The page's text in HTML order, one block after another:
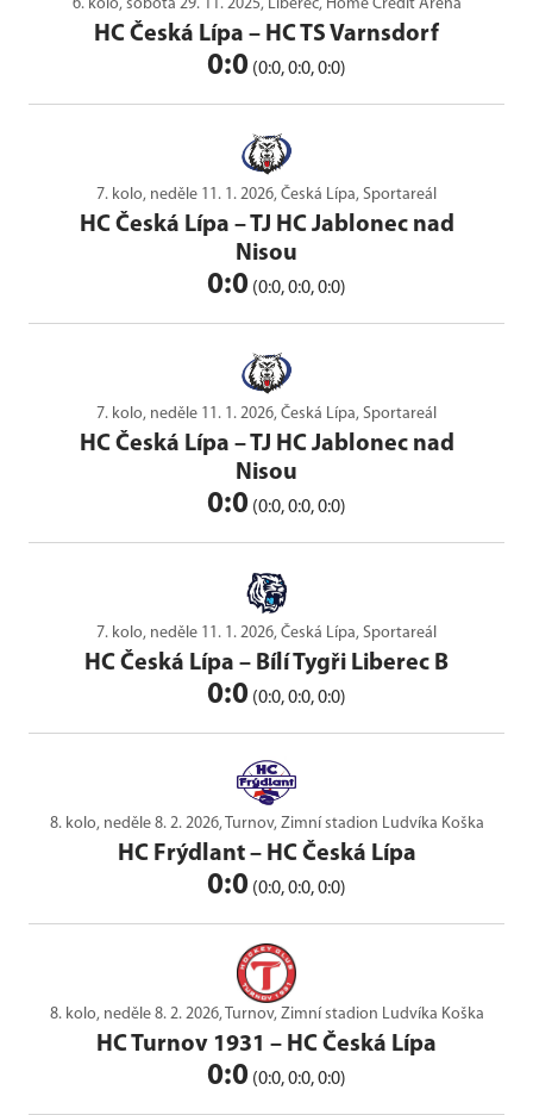
6. kolo, sobota 29. 11. 2025, Liberec, Home Credit Arena
HC Česká Lípa – HC TS Varnsdorf
0:0 (0:0, 0:0, 0:0)
7. kolo, neděle 11. 1. 2026, Česká Lípa, Sportareál
HC Česká Lípa –TJ HC Jablonec nad
Nisou
0:0 (0:0, 0:0, 0:0)
7. kolo, neděle 11. 1. 2026, Česká Lípa, Sportareál
HC Česká Lípa –TJ HC Jablonec nad
Nisou
0:0 (0:0, 0:0, 0:0)
7. kolo, neděle 11. 1. 2026, Česká Lípa, Sportareál
HC Česká Lípa – Bílí Tygři Liberec B
0:0 (0:0, 0:0, 0:0)
8. kolo, neděle 8. 2. 2026, Turnov, Zimní stadion Ludvíka Koška
HC Frýdlant– HC Česká Lípa
0:0 (0:0, 0:0, 0:0)
8. kolo, neděle 8. 2. 2026, Turnov, Zimní stadion Ludvíka Koška
HC Turnov 1931 – HC Česká Lípa
0:0 (0:0, 0:0, 0:0)